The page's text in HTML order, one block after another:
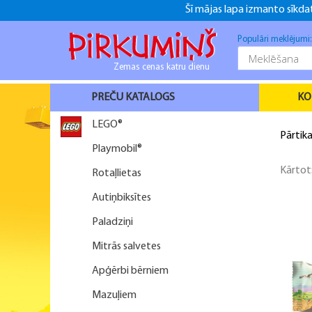
Šī mājas lapa izmanto
+371 26916937
Zemas cenas katru dienu
Populāri meklējumi:
PREČU KATALOGS
LEGO®
Playmobil®
Rotaļlietas
Autiņbiksītes
Paladziņi
Mitrās salvetes
Apģērbi bērniem
Mazuļiem
Kārtot: